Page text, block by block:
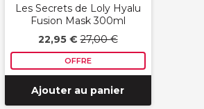
Les Secrets de Loly Hyalu
Fusion Mask 300ml
22,95 €27,00 €
OFFRE
Ajouter au panier